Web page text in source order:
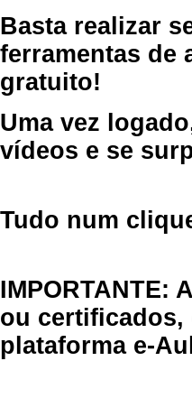
Basta realizar
ferramentas de
gratuito!
Uma vez
vídeos e se
Tudo num
IMPORTANTE:
ou certificados,
plataforma e-